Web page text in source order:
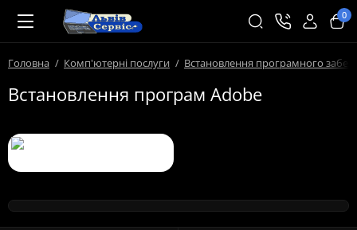
0
Головна Комп'ютерні послуги Встановлення програмного
Встановлення програм Adobe